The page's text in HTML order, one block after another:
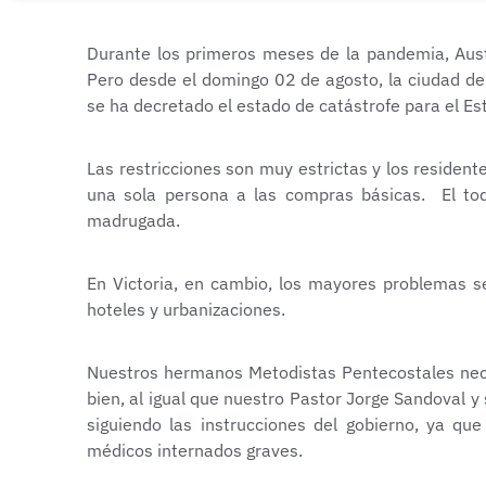
Durante los primeros meses de la pandemia,
Pero desde el domingo 02 de agosto, la ciudad
se ha decretado el estado de catástrofe para el
Las restricciones son muy estrictas y los
una sola persona a las compras básicas. El
madrugada.
En Victoria, en cambio, los mayores problemas
hoteles y urbanizaciones.
Nuestros hermanos Metodistas Pentecostales
bien, al igual que nuestro Pastor Jorge Sandoval
siguiendo las instrucciones del gobierno, ya
médicos internados graves.